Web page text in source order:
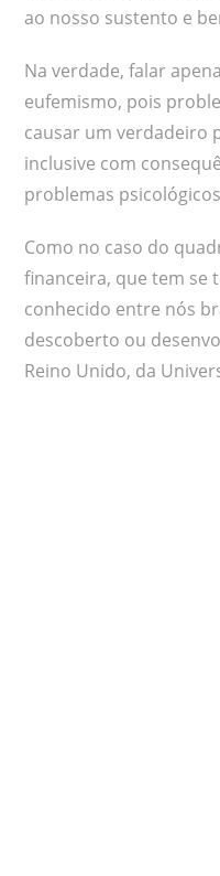
ao nosso sustento e
Na verdade, falar
eufemismo, pois
causar um verdadeiro
inclusive com
problemas
Como no caso do
financeira, que tem se
conhecido entre nós
descoberto ou
Reino Unido, da